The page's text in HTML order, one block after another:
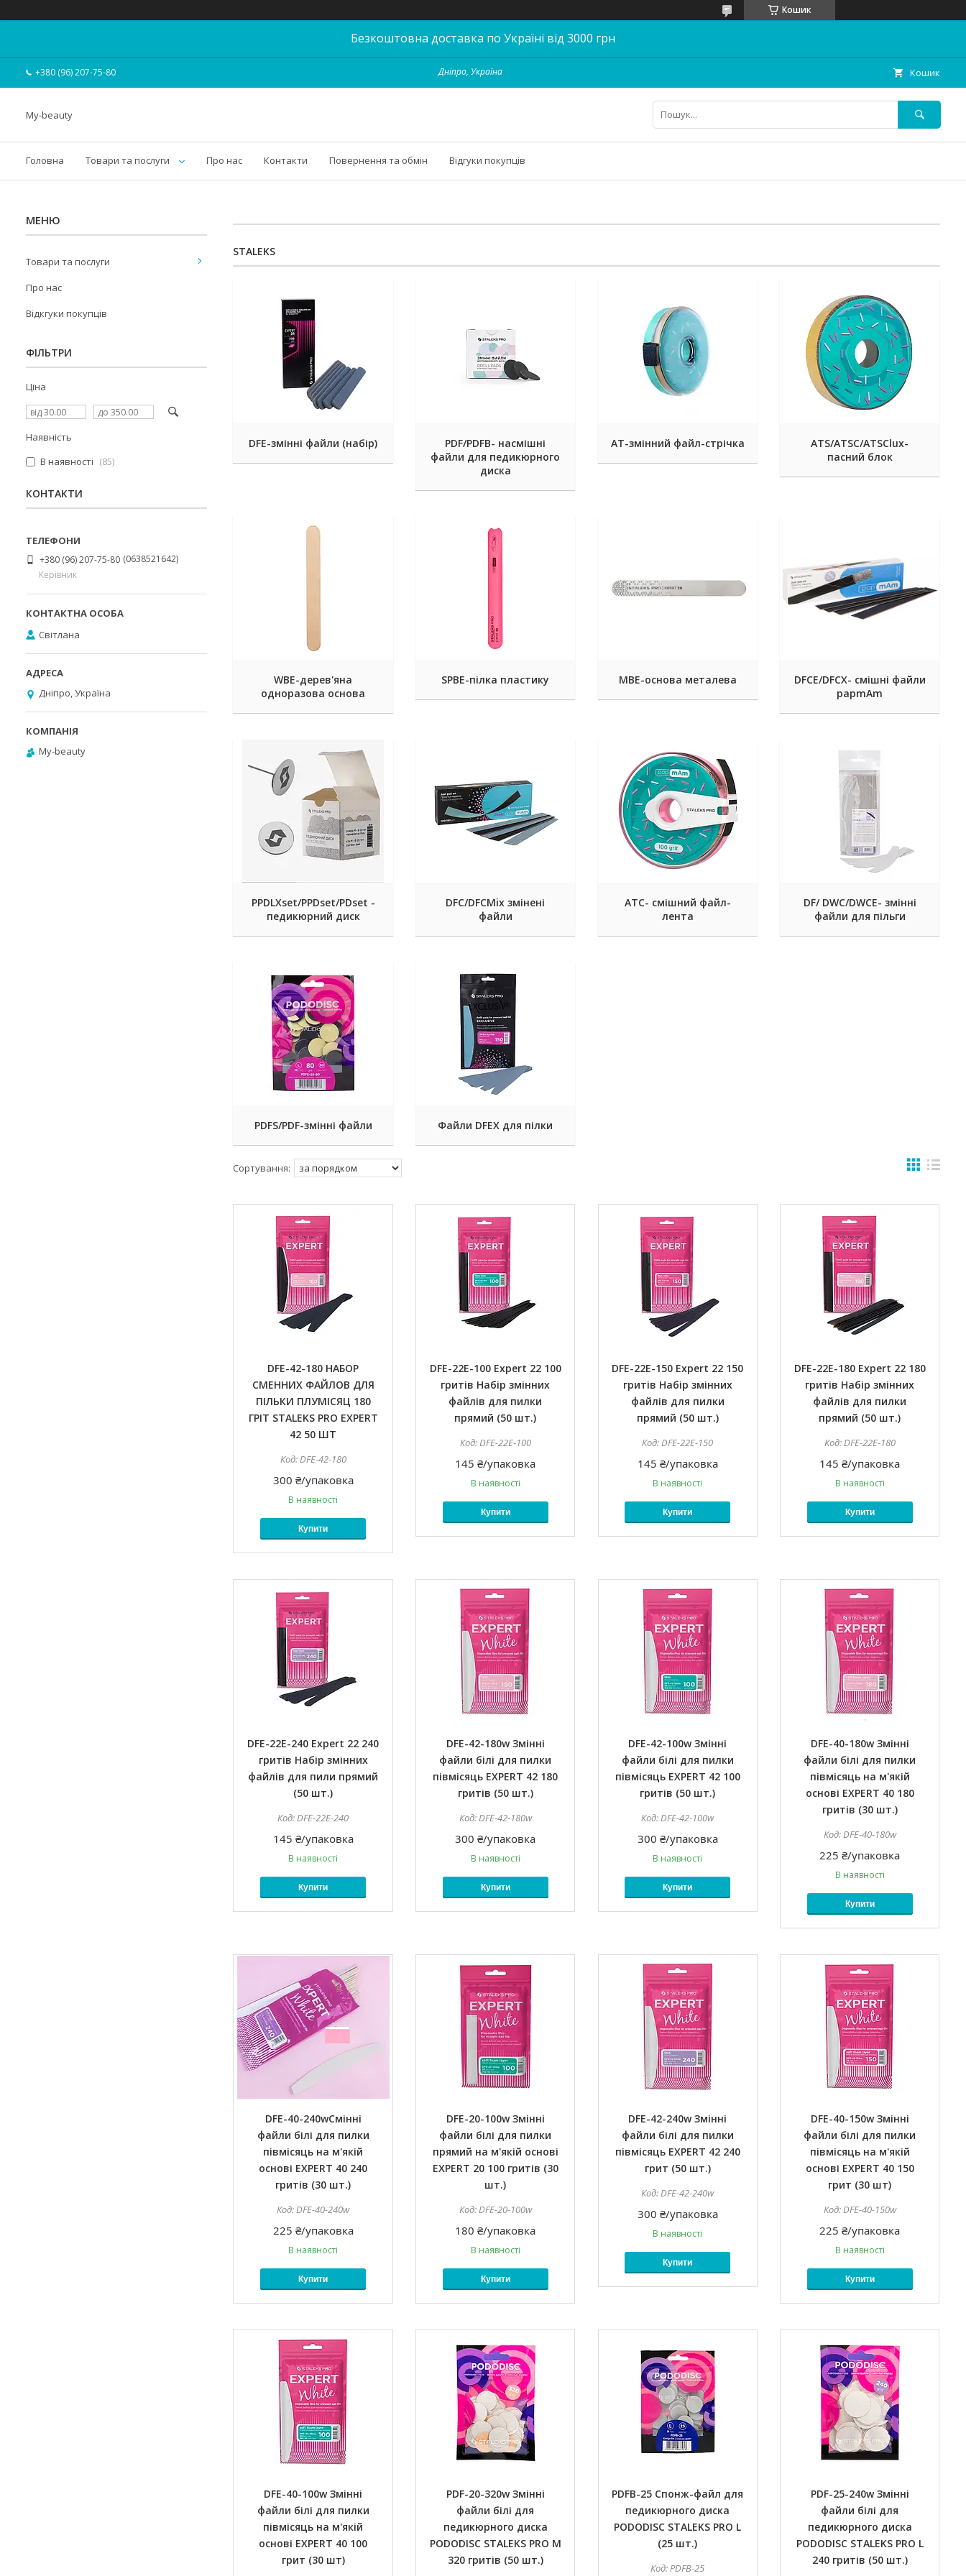
Кошик
Безкоштовна доставка по Україні від 3000 грн
+380 (96) 207-75-80 Дніпро, Україна Кошик
My-beauty
Головна Товари та послуги Про нас Контакти Повернення та обмін Відгуки покупців
STALEKS
DFE-змінні файли (набір)
PDF/PDFB- насмішні
файли для педикюрного
диска
АТ-змінний файл-стрічка
ATS/ATSC/ATSClux-
пасний блок
WBE-дерев'яна
одноразова основа
SPBE-пілка пластику MBE-основа металева
DFCE/DFCX- смішні файли
papmAm
PPDLXset/PPDset/PDset -
педикюрний диск
DFC/DFCMix змінені
файли
ATC- смішний файл-
лента
DF/ DWC/DWCE- змінні
файли для пільги
PDFS/PDF-змінні файли Файли DFEX для пілки
DFE-42-180 НАБОР
СМЕННИХ ФАЙЛОВ ДЛЯ
ПІЛЬКИ ПЛУМІСЯЦ 180
ГРІТ STALEKS PRO EXPERT
42 50 ШТ
DFE-42-180
300 ₴/упаковка
В наявності
Купити
DFE-22E-100 Expert 22 100
гритів Набір змінних
файлів для пилки
прямий (50 шт.)
DFE-22E-100
145 ₴/упаковка
В наявності
Купити
DFE-22E-150 Expert 22 150
гритів Набір змінних
файлів для пилки
прямий (50 шт.)
DFE-22E-150
145 ₴/упаковка
В наявності
Купити
DFE-22E-180 Expert 22 180
гритів Набір змінних
файлів для пилки
прямий (50 шт.)
DFE-22E-180
145 ₴/упаковка
В наявності
Купити
DFE-22E-240 Expert 22 240
гритів Набір змінних
файлів для пили прямий
(50 шт.)
DFE-22E-240
145 ₴/упаковка
В наявності
Купити
DFE-42-180w Змінні
файли білі для пилки
півмісяць EXPERT 42 180
гритів (50 шт.)
DFE-42-180w
300 ₴/упаковка
В наявності
Купити
DFE-42-100w Змінні
файли білі для пилки
півмісяць EXPERT 42 100
гритів (50 шт.)
DFE-42-100w
300 ₴/упаковка
В наявності
Купити
DFE-40-180w Змінні
файли білі для пилки
півмісяць на м'якій
основі EXPERT 40 180
гритів (30 шт.)
DFE-40-180w
225 ₴/упаковка
В наявності
Купити
DFE-40-240wСмінні
файли білі для пилки
півмісяць на м'якій
основі EXPERT 40 240
гритів (30 шт.)
DFE-40-240w
225 ₴/упаковка
В наявності
Купити
DFE-20-100w Змінні
файли білі для пилки
прямий на м'якій основі
EXPERT 20 100 гритів (30
шт.)
DFE-20-100w
180 ₴/упаковка
В наявності
Купити
DFE-42-240w Змінні
файли білі для пилки
півмісяць EXPERT 42 240
грит (50 шт.)
DFE-42-240w
300 ₴/упаковка
В наявності
Купити
DFE-40-150w Змінні
файли білі для пилки
півмісяць на м'якій
основі EXPERT 40 150
грит (30 шт)
DFE-40-150w
225 ₴/упаковка
В наявності
Купити
DFE-40-100w Змінні
файли білі для пилки
півмісяць на м'якій
основі EXPERT 40 100
грит (30 шт)
PDF-20-320w Змінні
файли білі для
педикюрного диска
PODODISC STALEKS PRO M
320 гритів (50 шт.)
PDFB-25 Спонж-файл для
педикюрного диска
PODODISC STALEKS PRO L
(25 шт.)
PDFB-25
PDF-25-240w Змінні
файли білі для
педикюрного диска
PODODISC STALEKS PRO L
240 гритів (50 шт.)
Товари та послуги
Про нас
Відкгуки покупців
ФІЛЬТРИ
Ціна
Наявність
В наявності
85
КОНТАКТИ
+380 (96) 207-75-80 0638521642
Керівник
Світлана
Дніпро, Україна
My-beauty